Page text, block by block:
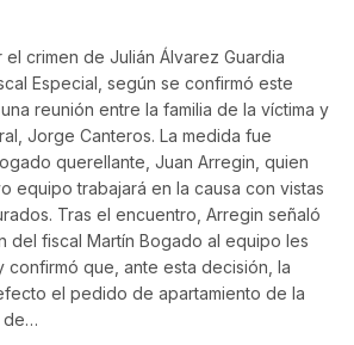
crimen de Julián Álvarez Guardia
Especial, según se confirmó este
reunión entre la familia de la víctima y
Jorge Canteros. La medida fue
querellante, Juan Arregin, quien
equipo trabajará en la causa con vistas
Tras el encuentro, Arregin señaló
del fiscal Martín Bogado al equipo les
confirmó que, ante esta decisión, la
el pedido de apartamiento de la
de…